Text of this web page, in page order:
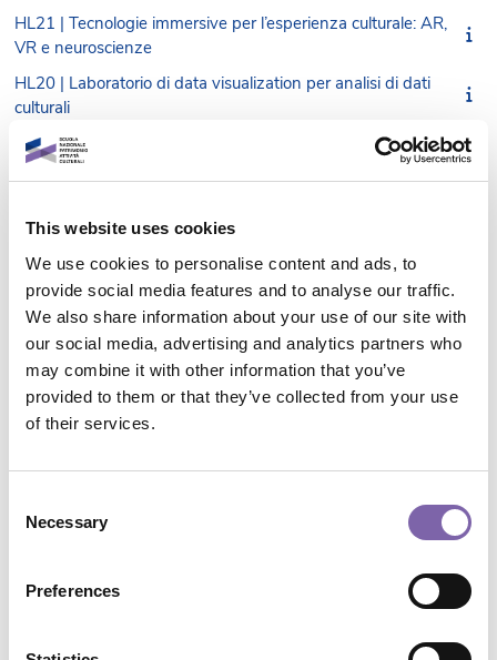
This website uses cookies
We use cookies to personalise content and ads, to
provide social media features and to analyse our traffic.
We also share information about your use of our site with
our social media, advertising and analytics partners who
may combine it with other information that you’ve
provided to them or that they’ve collected from your use
of their services.
Selection
Necessary
Preferences
HL21 | Tecnologie immersive per l’esperienza culturale: AR,
VR e neuroscienze
HL20 | Laboratorio di data visualization per analisi di dati
culturali
HL19 | Progettare una strategia di data valorization
HL18 | Le opportunità, gli usi e i limiti dei dati digitali per
HL17 | Strumenti digitali per le collezioni: la Fondazione
Luigi Rovati
HL16 | L’era delle culture artificiali - Laboratorio di
progettazione
HL15 | L’era delle culture artificiali. Il ruolo delle Intelligenze
Artificiali nella cultura
HL14 | Fundraising digitale e crowdfunding per la cultura e
HL13 | Sviluppare un piano strategico e di comunicazione
HL12 | Declinare la strategia: marketing digitale e
HL09 | Le opportunità, gli usi e i limiti dei dati digitali per ​​